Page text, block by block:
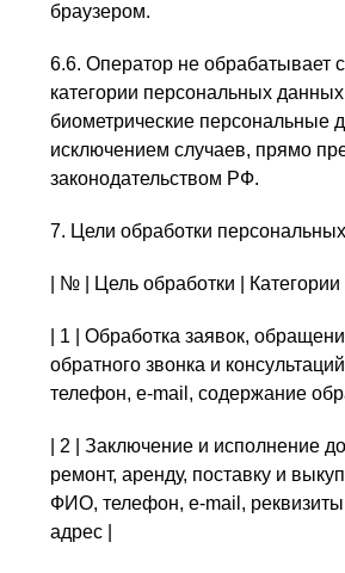
браузером.
6.6. Оператор не обрабатывает
категории персональных
биометрические персональные
исключением случаев, прямо
законодательством РФ.
7. Цели обработки
| № | Цель обработки | Категории
| 1 | Обработка заявок,
обратного звонка и
телефон, e-mail, содержание
| 2 | Заключение и исполнение
ремонт, аренду, поставку и выкуп
ФИО, телефон, e-mail, реквизиты
адрес |